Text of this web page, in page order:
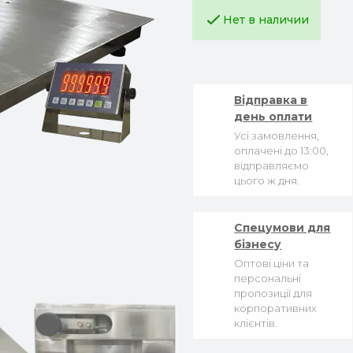
Нет в наличии
Відправка в
день оплати
Усі замовлення,
оплачені до 13:00,
відправляємо
цього ж дня.
Спецумови для
бізнесу
Оптові ціни та
персональні
пропозиції для
корпоративних
клієнтів.